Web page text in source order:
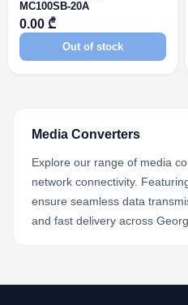
MC100SB-20A
0.00 ₾
Out of stock
Media Converters
Explore our range of media
network connectivity.
ensure seamless data
and fast delivery across